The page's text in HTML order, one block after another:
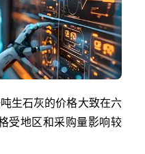
生石灰的价格大致在六
受地区和采购量影响较